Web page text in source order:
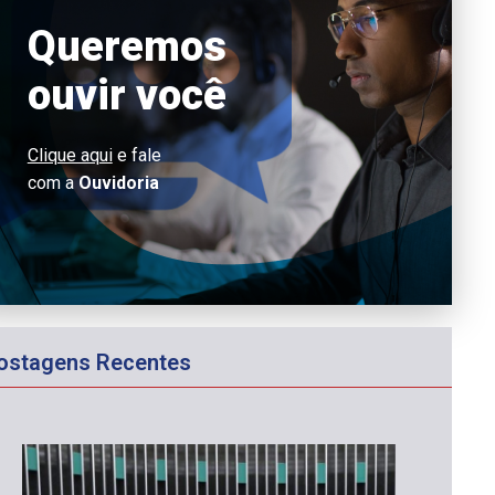
Queremos
ouvir você
Clique aquie fale
com aOuvidoria
Recentes